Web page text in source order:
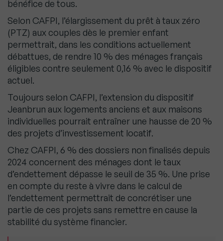
bénéfice de tous.
Selon CAFPI, l’élargissement du prêt à taux zéro
(PTZ) aux couples dès le premier enfant
permettrait, dans les conditions actuellement
débattues, de rendre 10 % des ménages français
éligibles contre seulement 0,16 % avec le dispositif
actuel.
Toujours selon CAFPI, l’extension du dispositif
Jeanbrun aux logements anciens et aux maisons
individuelles pourrait entraîner une hausse de 20 %
des projets d’investissement locatif.
Chez CAFPI, 6 % des dossiers non finalisés depuis
2024 concernent des ménages dont le taux
d’endettement dépasse le seuil de 35 %. Une prise
en compte du reste à vivre dans le calcul de
l’endettement permettrait de concrétiser une
partie de ces projets sans remettre en cause la
stabilité du système financier.